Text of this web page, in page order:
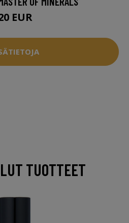
EUR
TUOTTEET